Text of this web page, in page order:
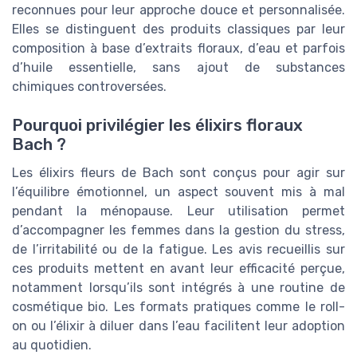
reconnues pour leur approche douce et personnalisée.
Elles se distinguent des produits classiques par leur
composition à base d’extraits floraux, d’eau et parfois
d’huile essentielle, sans ajout de substances
chimiques controversées.
Pourquoi privilégier les élixirs floraux
Bach ?
Les élixirs fleurs de Bach sont conçus pour agir sur
l’équilibre émotionnel, un aspect souvent mis à mal
pendant la ménopause. Leur utilisation permet
d’accompagner les femmes dans la gestion du stress,
de l’irritabilité ou de la fatigue. Les avis recueillis sur
ces produits mettent en avant leur efficacité perçue,
notamment lorsqu’ils sont intégrés à une routine de
cosmétique bio. Les formats pratiques comme le roll-
on ou l’élixir à diluer dans l’eau facilitent leur adoption
au quotidien.